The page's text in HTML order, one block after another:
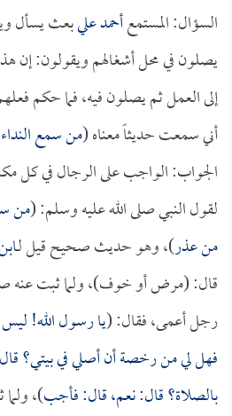
السؤال: المستمعأحمد عليبعث يسأل
يصلون في محل أشغالهم ويقولون: إن
إلى العمل ثم يصلون فيه، فما حكم
أني سمعت حديثاً معناه (من سمع
الجواب: الواجب على الرجال في كل
لقول النبي صلى الله عليه وسلم: (من
من عذر)، وهو حديث صحيح قيل لـ
قال: (مرض أو خوف)، ولما ثبت عنه
رجل أعمى، فقال: (يا رسول الله!
فهل لي من رخصة أن أصلي في بيتي؟
بالصلاة؟ قال: نعم، قال: فأجب)،